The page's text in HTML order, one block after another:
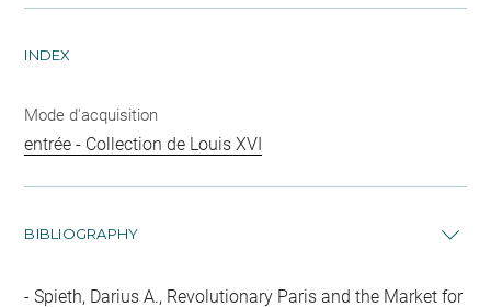
INDEX
Mode d'acquisition
entrée - Collection de Louis XVI
BIBLIOGRAPHY
Spieth, Darius A., Revolutionary Paris and the Market for